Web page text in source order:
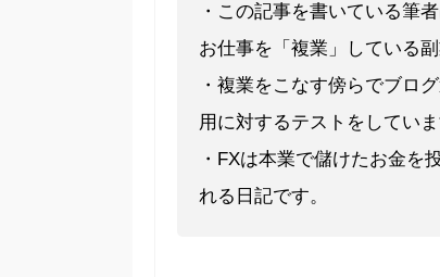
・この記事を書いている筆
お仕事を「複業」している
・複業をこなす傍らでブロ
用に対するテストをしていま
・FXは本業で儲けたお金を
れる日記です。